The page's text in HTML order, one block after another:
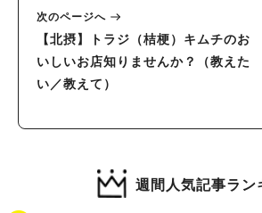
次のページへ
【北摂】トラジ（桔梗）キムチのお
いしいお店知りませんか？（教えた
い／教えて）
週間人気記事ラン